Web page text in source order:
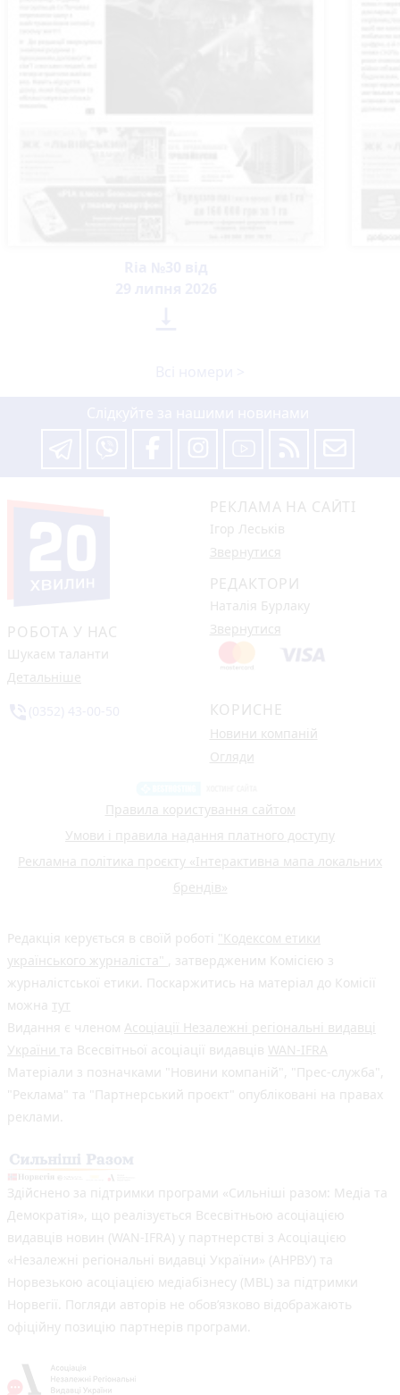
РОБОТА У НАС
Шукаєм таланти
Детальніше
РЕКЛАМА НА САЙТІ
Ігор Леськів
Звернутися
РЕДАКТОРИ
Наталія Бурлаку
Звернутися
КОРИСНЕ
Новини компаній
Огляди
Правила користування сайтом
Умови і правила надання платного доступу
Рекламна політика проєкту «Інтерактивна мапа локальних
брендів»
Редакція керується в своїй роботі "Кодексом етики
українського журналіста" , затвердженим Комісією з
журналістської етики. Поскаржитись на матеріал до Комісії
можна тут
Видання є членом Асоціації Незалежні регіональні видавці
України та Всесвітньої асоціації видавців WAN-IFRA
Матеріали з позначками "Новини компаній", "Прес-служба",
"Реклама" та "Партнерський проєкт" опубліковані на правах
реклами.
Здійснено за підтримки програми «Сильніші разом: Медіа та
Демократія», що реалізується Всесвітньою асоціацією
видавців новин (WAN-IFRA) у партнерстві з Асоціацією
«Незалежні регіональні видавці України» (АНРВУ) та
Норвезькою асоціацією медіабізнесу (MBL) за підтримки
Норвегії. Погляди авторів не обов’язково відображають
офіційну позицію партнерів програми.